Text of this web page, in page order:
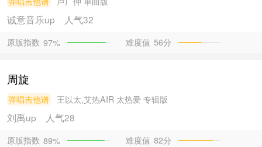
诚意音乐up 人气32
原版指数 97% 难度值 56分
周旋
弹唱吉他谱 王以太,艾热AIR 太热爱 专辑版
刘禹up 人气28
原版指数 89% 难度值 82分